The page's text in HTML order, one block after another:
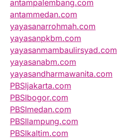
antampalembang.com
antammedan.com
yayasanarrohmah.com
yayasanpkbm.com
yayasanmambaulirsyad.com
yayasanabm.com
yayasandharmawanita.com
PBSIjakarta.com
PBSIbogor.com
PBSImedan.com
PBSIlampung.com
PBSIkaltim.com